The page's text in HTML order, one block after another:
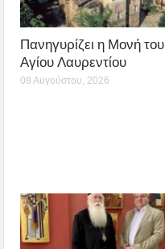
Πανηγυρίζει η Μονή του
Αγίου Λαυρεντίου
08 Αυγούστου, 2026